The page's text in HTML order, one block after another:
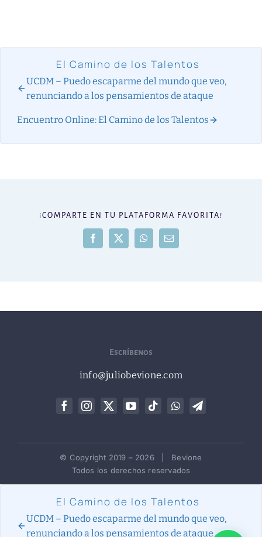
El Camino de los Talentos
UCDM – Puedo escaparme del mundo que veo,
renunciando a los pensamientos de ataque
Encuentro Online: El Camino de los Talentos
¡COMPARTE EN TU PLATAFORMA FAVORITA!
Facebook
X WhatsAppCorreo
Escríbenos
info@juliobevione.com
© Copyright 2019 – 2026 | Bevione
Todos los derechos reservados
El Camino de los Talentos
UCDM – Puedo escaparme del mundo que veo,
renunciando a los pensamientos de ataque